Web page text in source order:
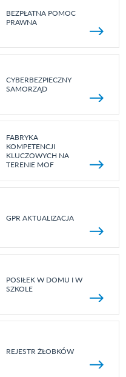
BEZPŁATNA POMOC
PRAWNA
CYBERBEZPIECZNY
SAMORZĄD
FABRYKA
KOMPETENCJI
KLUCZOWYCH NA
TERENIE MOF
GPR AKTUALIZACJA
POSIŁEK W DOMU I W
SZKOLE
REJESTR ŻŁOBKÓW